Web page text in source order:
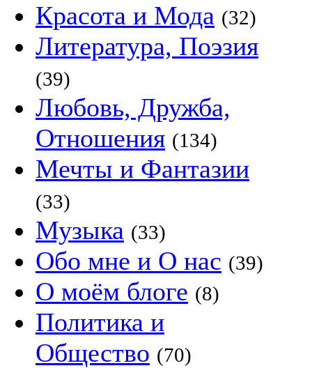
Красота и Мода (32)
Литература, Поэзия
(39)
Любовь, Дружба,
Отношения (134)
Мечты и Фантазии
(33)
Музыка (33)
Обо мне и О нас (39)
О моём блоге (8)
Политика и
Общество (70)